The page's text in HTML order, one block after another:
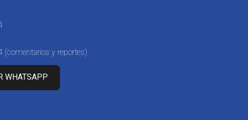
(comentarios y reportes)
WHATSAPP